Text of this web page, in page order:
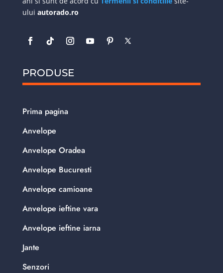
ului autorado.ro
PRODUSE
Prima pagina
Anvelope
Anvelope Oradea
Anvelope Bucuresti
Anvelope camioane
Anvelope ieftine vara
Anvelope ieftine iarna
Jante
Senzori